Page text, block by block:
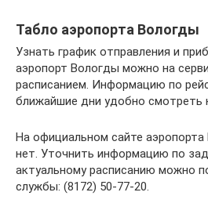
Табло аэропорта Вологды
Узнать график отправления и
аэропорт Вологды можно на
расписанием. Информацию по
ближайшие дни удобно смотреть
На официальном сайте
нет. Уточнить информацию по
актуальному расписанию можно
службы: (8172) 50-77-20.